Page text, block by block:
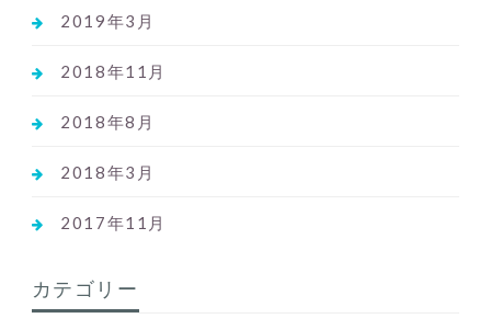
2019年3月
2018年11月
2018年8月
2018年3月
2017年11月
カテゴリー